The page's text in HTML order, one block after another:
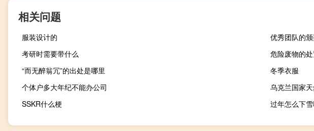
相关问题
服装设计的
优秀团队的
考研时需要带什么
危险废物的
“而无醉翁冗”的出处是哪里
冬季衣服
个体户多大年纪不能办公司
SSKR什么梗
过年怎么下